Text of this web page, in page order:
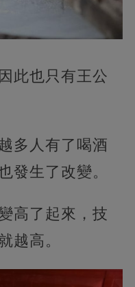
因此也只有王公
多人有了喝酒
發生了改變。
高了起來，技
越高。